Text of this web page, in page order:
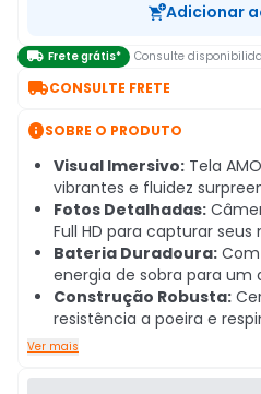
Adicionar
 Frete grátis* Consulte
CONSULTE FRETE
SOBRE O PRODUTO
Visual Imersivo: Tela
vibrantes e fluidez
Fotos Detalhadas:
Full HD para capturar
Bateria Duradoura:
energia de sobra para um
Construção Robusta:
resistência a poeira e
Ver mais